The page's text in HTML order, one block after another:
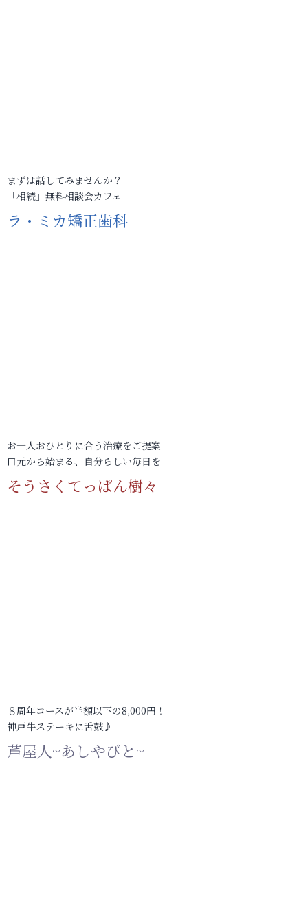
まずは話してみませんか？
「相続」無料相談会カフェ
ラ・ミカ矯正歯科
お一人おひとりに合う治療をご提案
口元から始まる、自分らしい毎日を
そうさくてっぱん樹々
８周年コースが半額以下の8,000円！
神戸牛ステーキに舌鼓♪
芦屋人~あしやびと~